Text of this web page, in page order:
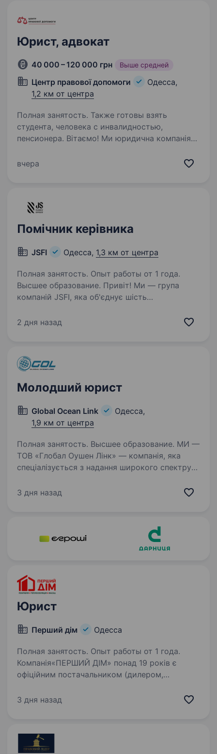
Юрист, адвокат
40 000 – 120 000 грн Выше средней
Центр правової допомоги
Одесса,
1,2 км от центра
Полная занятость. Также готовы взять
студента, человека с инвалидностью,
пенсионера. Вітаємо! Ми юридична компанія
та адвокати надають безкоштовні юридичні
вчера
Помічник керівника
JSFI Одесса, 1,3 км от центра
Полная занятость. Опыт работы от 1 года.
Высшее образование. Привіт! Ми — група
компаній JSFI, яка об'єднує шість
електрокарів та якісної зовнішньої реклами
2 дня назад
Молодший юрист
Global Ocean Link
Одесса,
1,9 км от центра
Полная занятость. Высшее образование. МИ —
ТОВ «Глобал Оушен Лінк» — компанія, яка
спеціалізується з надання широкого спектру
нас: https://gol.ua/ Послуги GOL: Інтермодальні
3 дня назад
Юрист
Перший дім Одесса
Полная занятость. Опыт работы от 1 года.
Компанія«ПЕРШИЙ ДІМ» понад 19 років є
офіційним постачальником (дилером,
вітчизняних та європейських виробників
3 дня назад